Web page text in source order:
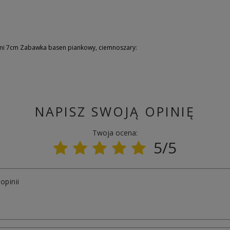
7cm Zabawka basen piankowy, ciemnoszary:
NAPISZ SWOJĄ OPINIĘ
Twoja ocena:
5/5